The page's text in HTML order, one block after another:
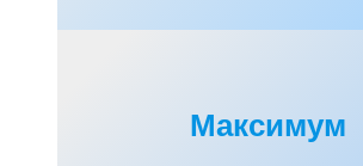
Максимум